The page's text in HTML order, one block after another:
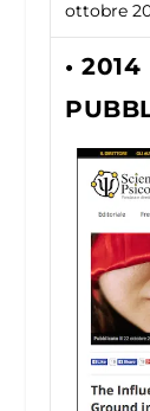
ottobre
• 2014